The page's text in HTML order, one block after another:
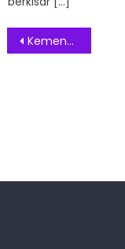
Post
Kemenkes: Warga Tak Punya NIK Bisa Divaksinasi